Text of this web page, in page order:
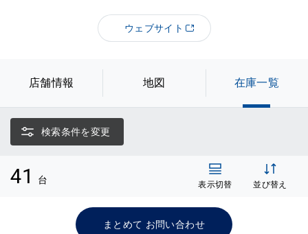
ウェブサイト
店舗情報 地図 在庫一覧
検索条件を変更
41 台 表示切替 並び替え
まとめて お問い合わせ